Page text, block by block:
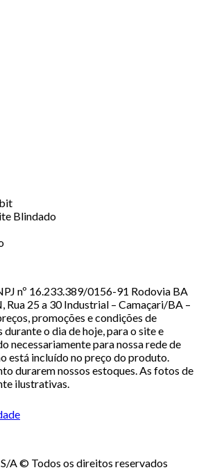
nº 16.233.389/0156-91 Rodovia BA
Rua 25 a 30 Industrial – Camaçari/BA –
promoções e condições de
o dia de hoje, para o site e
necessariamente para nossa rede de
está incluído no preço do produto.
durarem nossos estoques. As fotos de
ilustrativas.
A © Todos os direitos reservados